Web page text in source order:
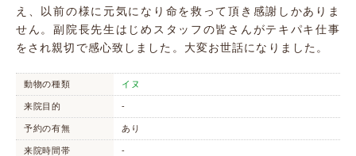
え、以前の様に元気になり命を救って頂き感謝しかありま
せん。副院長先生はじめスタッフの皆さんがテキパキ仕事
をされ親切で感心致しました。大変お世話になりました。
動物の種類 イヌ
来院目的 -
予約の有無 あり
来院時間帯 -